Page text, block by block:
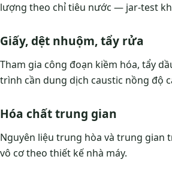
lượng theo chỉ tiêu nước — jar-test
Giấy, dệt nhuộm, tẩy rửa
Tham gia công đoạn kiềm hóa, tẩy
trình cần dung dịch caustic nồng độ
Hóa chất trung gian
Nguyên liệu trung hòa và trung gian
vô cơ theo thiết kế nhà máy.